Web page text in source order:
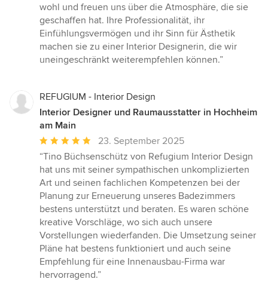
wohl und freuen uns über die Atmosphäre, die sie
geschaffen hat. Ihre Professionalität, ihr
Einfühlungsvermögen und ihr Sinn für Ästhetik
machen sie zu einer Interior Designerin, die wir
uneingeschränkt weiterempfehlen können.”
REFUGIUM - Interior Design
Interior Designer und Raumausstatter in Hochheim
am Main
Durchschnittliche
Bewertung:
5
von
5
Sternen
23. September 2025
“Tino Büchsenschütz von Refugium Interior Design
hat uns mit seiner sympathischen unkomplizierten
Art und seinen fachlichen Kompetenzen bei der
Planung zur Erneuerung unseres Badezimmers
bestens unterstützt und beraten. Es waren schöne
kreative Vorschläge, wo sich auch unsere
Vorstellungen wiederfanden. Die Umsetzung seiner
Pläne hat bestens funktioniert und auch seine
Empfehlung für eine Innenausbau-Firma war
hervorragend.”